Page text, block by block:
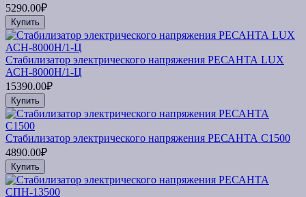
5290.00₽
Купить
Стабилизатор электрического напряжения РЕСАНТА LUX
АСН-8000Н/1-Ц
15390.00₽
Купить
Стабилизатор электрического напряжения РЕСАНТА С1500
4890.00₽
Купить